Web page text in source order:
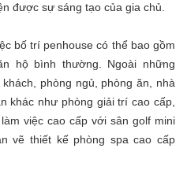
được sự sáng tạo của gia chủ.
bố trí penhouse có thể bao gồm
hộ bình thường. Ngoài những
phòng ngủ, phòng ăn, nhà
khác như phòng giải trí cao cấp,
việc cao cấp với sân golf mini
vẽ thiết kế phòng spa cao cấp